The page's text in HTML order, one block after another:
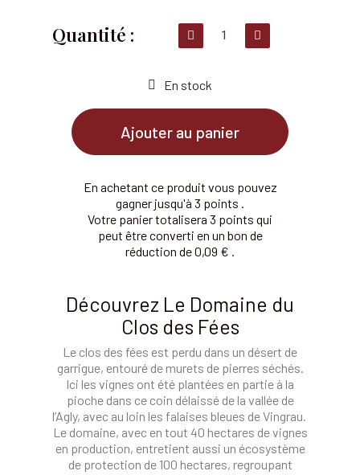
En stock
Ajouter au panier
En achetant ce produit vous pouvez
gagner jusqu'à 3 points .
Votre panier totalisera 3 points qui
peut être converti en un bon de
réduction de 0,09 € .
Découvrez Le Domaine du
Clos des Fées
Le clos des fées est perdu dans un désert de
garrigue, entouré de murets de pierres séchés.
Ici les vignes ont été plantées en partie à la
pioche dans ce coin délaissé de la vallée de
l’Agly, avec au loin les falaises bleues de Vingrau.
Le domaine, avec en tout 40 hectares de vignes
en production, entretient aussi un écosystème
de protection de 100 hectares, regroupant